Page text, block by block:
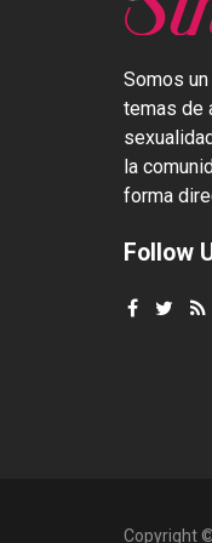
Somos
temas de
la
forma
Follow
Copyright